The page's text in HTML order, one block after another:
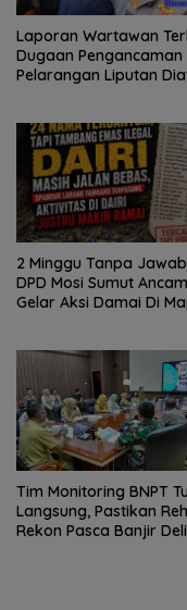
Laporan Wartawan
Dugaan Pengancaman
Pelarangan Liputan
2 Minggu Tanpa
DPD Mosi Sumut Ancam
Gelar Aksi Damai Di
Sumut Irjen Whisnu
Hermawan Bersikap
Tim Monitoring BNPT
Langsung, Pastikan
Rekon Pasca Banjir Deli